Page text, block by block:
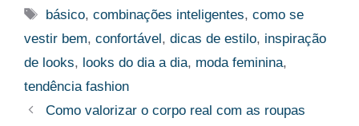
Tags
básico,combinações inteligentes,como se
vestir bem, confortável , dicas de estilo, inspiração
de looks, looks do dia a dia, moda feminina,
tendência fashion
Como valorizar o corpo real com as roupas